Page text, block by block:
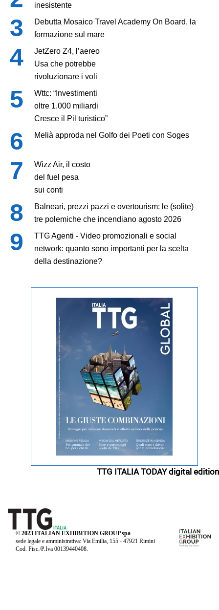
inesistente
Debutta Mosaico Travel Academy On Board, la
formazione sul mare
JetZero Z4, l’aereo
Usa che potrebbe
rivoluzionare i voli
Wttc: “Investimenti
oltre 1.000 miliardi
Cresce il Pil turistico”
Melià approda nel Golfo dei Poeti con Soges
Wizz Air, il costo
del fuel pesa
sui conti
Balneari, prezzi pazzi e overtourism: le (solite)
tre polemiche che incendiano agosto 2026
TTG Agenti - Video promozionali e social
network: quanto sono importanti per la scelta
della destinazione?
TTG ITALIA TODAY digital edition
© 2023 ITALIAN EXHIBITION GROUP spa
sede legale e amministrativa: Via Emilia, 155 - 47921 Rimini
Cod. Fisc./P.Iva 00139440408.